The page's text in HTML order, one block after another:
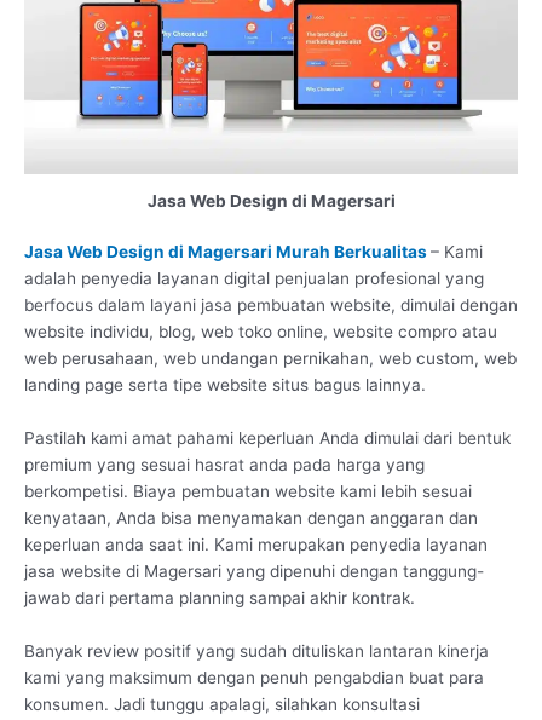
Jasa Web Design di Magersari
Jasa Web Design di Magersari Murah Berkualitas– Kami
adalah penyedia layanan digital penjualan profesional yang
berfocus dalam layani jasa pembuatan website, dimulai dengan
website individu, blog, web toko online, website compro atau
web perusahaan, web undangan pernikahan, web custom, web
landing page serta tipe website situs bagus lainnya.
Pastilah kami amat pahami keperluan Anda dimulai dari bentuk
premium yang sesuai hasrat anda pada harga yang
berkompetisi. Biaya pembuatan website kami lebih sesuai
kenyataan, Anda bisa menyamakan dengan anggaran dan
keperluan anda saat ini. Kami merupakan penyedia layanan
jasa website di Magersari yang dipenuhi dengan tanggung-
jawab dari pertama planning sampai akhir kontrak.
Banyak review positif yang sudah dituliskan lantaran kinerja
kami yang maksimum dengan penuh pengabdian buat para
konsumen. Jadi tunggu apalagi, silahkan konsultasi